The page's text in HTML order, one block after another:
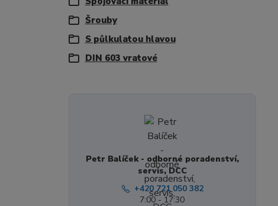
Šrouby
S půlkulatou hlavou
DIN 603 vratové
Petr Balíček - odborné poradenství,
servis, DCC
+420 721 050 382
7:00 - 17:30